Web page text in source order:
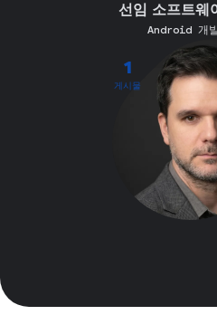
1
게시물
선임 소프트웨
Android 개